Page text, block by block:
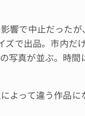
響で中止だった
で出品。市内だ
写真が並ぶ。時
よって違う作品に